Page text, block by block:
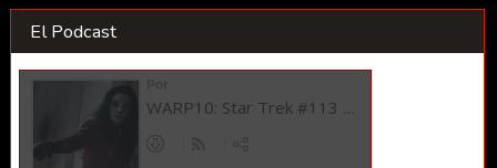
El Podcast